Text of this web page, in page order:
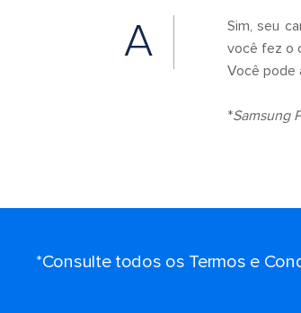
A
Sim, seu
você fez o
Você pode
*Samsung
*Consulte todos os Termos e